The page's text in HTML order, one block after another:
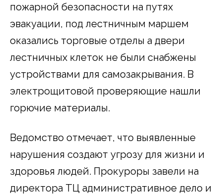
пожарной безопасности на путях
эвакуации, под лестничным маршем
оказались торговые отделы а двери
лестничных клеток не были снабжены
устройствами для самозакрывания. В
электрощитовой проверяющие нашли
горючие материалы.
Ведомство отмечает, что выявленные
нарушения создают угрозу для жизни и
здоровья людей. Прокуроры завели на
директора ТЦ административное дело и